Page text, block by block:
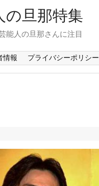
の旦那特集
能人の旦那さんに注目
情報 プライバシーポリシー